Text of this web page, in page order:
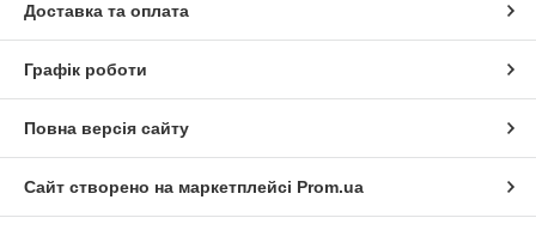
Доставка та оплата
Графік роботи
Повна версія сайту
Сайт створено на маркетплейсі Prom.ua